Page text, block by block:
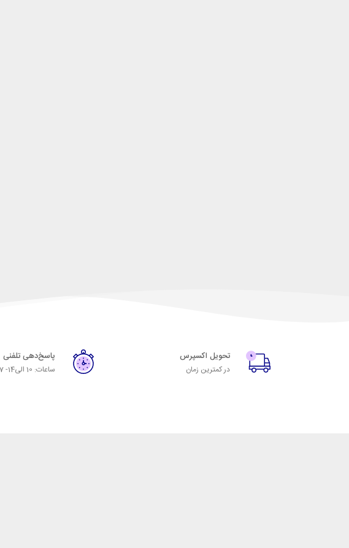
تحویل اکسپرس
در کمترین زمان
پاسخ‌دهی تلفنی
ساعات: 10 الی14- 17 الی 22